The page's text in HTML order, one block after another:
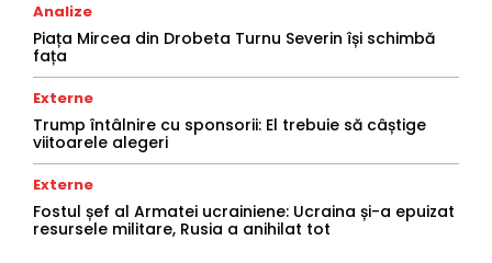
Analize
Piața Mircea din Drobeta Turnu Severin își schimbă
fața
Externe
Trump întâlnire cu sponsorii: El trebuie să câștige
viitoarele alegeri
Externe
Fostul șef al Armatei ucrainiene: Ucraina și-a epuizat
resursele militare, Rusia a anihilat tot